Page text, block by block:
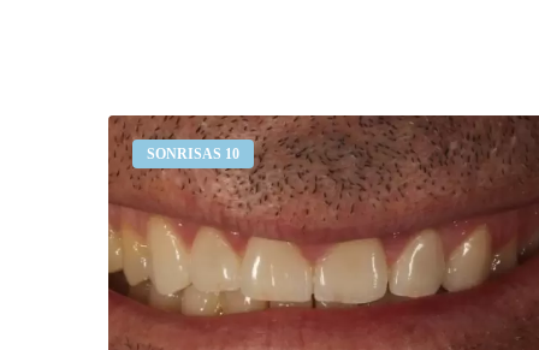
SONRISAS 10
Desgaste
dental